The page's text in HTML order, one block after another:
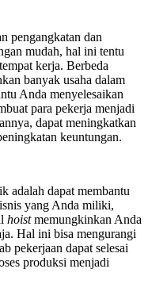
pengangkatan dan
mudah, hal ini tentu
kerja. Berbeda
banyak usaha dalam
Anda menyelesaikan
para pekerja menjadi
dapat meningkatkan
keuntungan.
adalah dapat membantu
yang Anda miliki,
hoistmemungkinkan Anda
Hal ini bisa mengurangi
pekerjaan dapat selesai
produksi menjadi